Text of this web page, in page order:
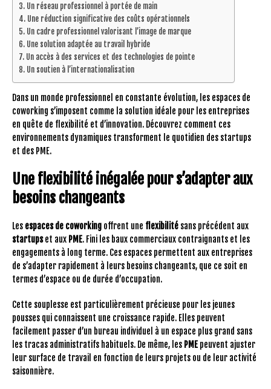
Un réseau professionnel à portée de main
Une réduction significative des coûts opérationnels
Un cadre professionnel valorisant l’image de marque
Une solution adaptée au travail hybride
Un accès à des services et des technologies de pointe
Un soutien à l’internationalisation
Dans un monde professionnel en constante évolution, les espaces de
coworking s’imposent comme la solution idéale pour les entreprises
en quête de flexibilité et d’innovation. Découvrez comment ces
environnements dynamiques transforment le quotidien des startups
et des PME.
Une flexibilité inégalée pour s’adapter aux
besoins changeants
Les espaces de coworking offrent une flexibilité sans précédent aux
startupset aux PME. Fini les baux commerciaux contraignants et les
engagements à long terme. Ces espaces permettent aux entreprises
de s’adapter rapidement à leurs besoins changeants, que ce soit en
termes d’espace ou de durée d’occupation.
Cette souplesse est particulièrement précieuse pour les jeunes
pousses qui connaissent une croissance rapide. Elles peuvent
facilement passer d’un bureau individuel à un espace plus grand sans
les tracas administratifs habituels. De même, les PME peuvent ajuster
leur surface de travail en fonction de leurs projets ou de leur activité
saisonnière.